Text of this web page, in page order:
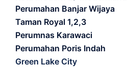
Perumahan Banjar Wijaya
Taman Royal 1,2,3
Perumnas Karawaci
Perumahan Poris Indah
Green Lake City